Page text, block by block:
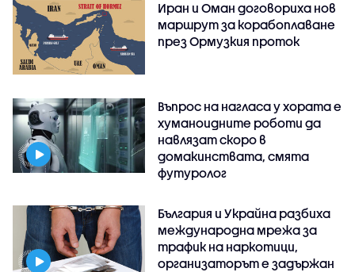
Иран и Оман договориха нов
маршрут за корабоплаване
през Ормузкия проток
Въпрос на нагласа у хората е
хуманоидните роботи да
навлязат скоро в
домакинствата, смята
футуролог
България и Украйна разбиха
международна мрежа за
трафик на наркотици,
организаторът е задържан